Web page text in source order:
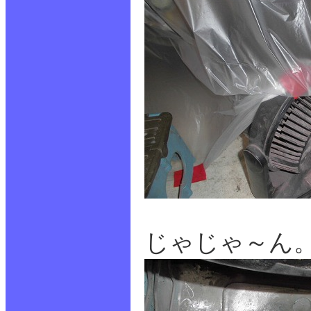
じゃじゃ～ん